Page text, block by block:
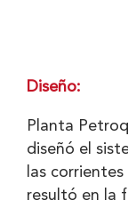
Diseño:
Planta
diseñó el
las
resultó en la